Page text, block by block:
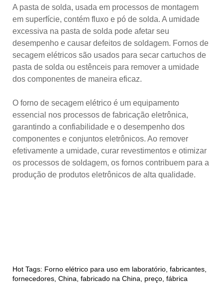
A pasta de solda, usada em processos de montagem
em superfície, contém fluxo e pó de solda. A umidade
excessiva na pasta de solda pode afetar seu
desempenho e causar defeitos de soldagem. Fornos de
secagem elétricos são usados ​​para secar cartuchos de
pasta de solda ou estênceis para remover a umidade
dos componentes de maneira eficaz.
O forno de secagem elétrico é um equipamento
essencial nos processos de fabricação eletrônica,
garantindo a confiabilidade e o desempenho dos
componentes e conjuntos eletrônicos. Ao remover
efetivamente a umidade, curar revestimentos e otimizar
os processos de soldagem, os fornos contribuem para a
produção de produtos eletrônicos de alta qualidade.
Hot Tags: Forno elétrico para uso em laboratório, fabricantes,
fornecedores, China, fabricado na China, preço, fábrica